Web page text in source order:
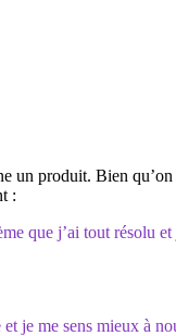
un produit. Bien
:
que j’ai tout résolu
je me sens mieux à